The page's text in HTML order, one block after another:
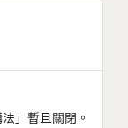
」暫且關閉。